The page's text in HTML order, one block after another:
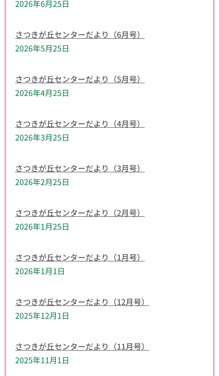
2026年6月25日
さつきが丘センターだより（6月号）
2026年5月25日
さつきが丘センターだより（5月号）
2026年4月25日
さつきが丘センターだより（4月号）
2026年3月25日
さつきが丘センターだより（3月号）
2026年2月25日
さつきが丘センターだより（2月号）
2026年1月25日
さつきが丘センターだより（1月号）
2026年1月1日
さつきが丘センターだより（12月号）
2025年12月1日
さつきが丘センターだより（11月号）
2025年11月1日